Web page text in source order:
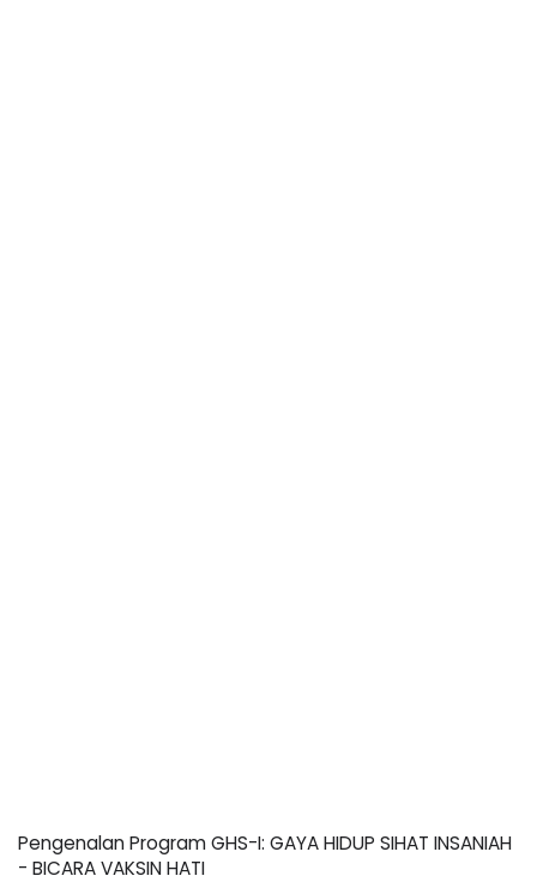
Pengenalan Program GHS-I: GAYA HIDUP SIHAT INSANIAH
- BICARA VAKSIN HATI